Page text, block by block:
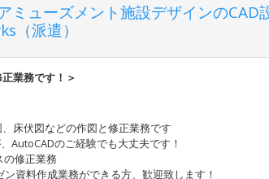
ミューズメント施設デザインのCAD
（派遣）
業務です！＞
床伏図などの作図と修正業務です
のご経験でも大丈夫です！
修正業務
資料作成業務ができる方、歓迎致します！